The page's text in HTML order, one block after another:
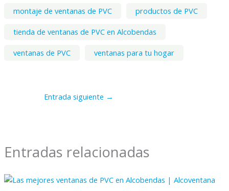
montaje de ventanas de PVC productos de PVC
tienda de ventanas de PVC en Alcobendas
ventanas de PVC ventanas para tu hogar
Entrada siguiente →
Entradas relacionadas